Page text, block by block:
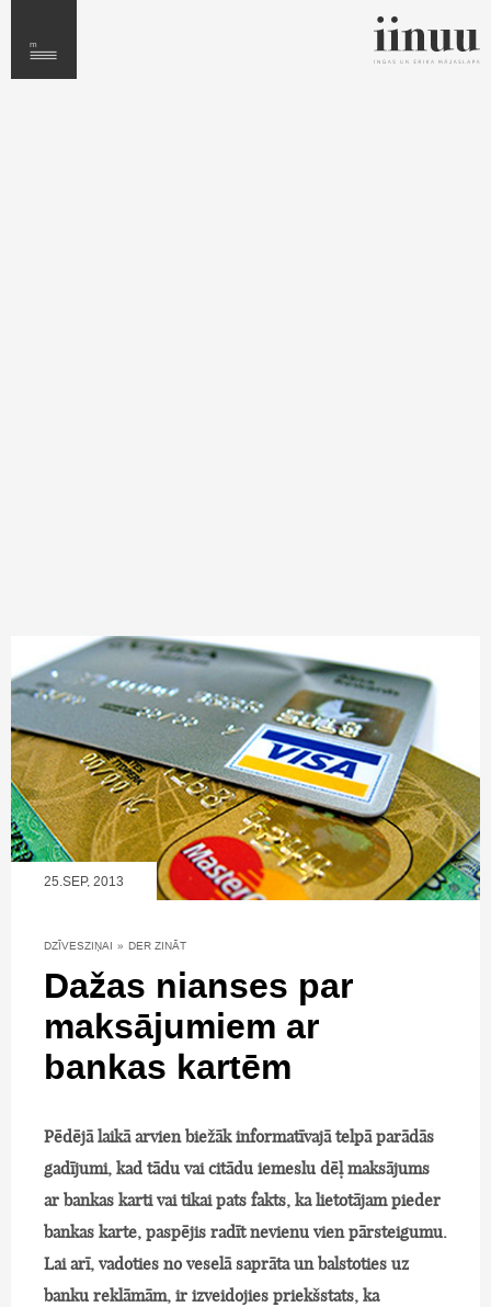
25.SEP, 2013
DZĪVESZIŅAI » DER ZINĀT
Dažas nianses par
maksājumiem ar
bankas kartēm
Pēdējā laikā arvien biežāk informatīvajā telpā parādās
gadījumi, kad tādu vai citādu iemeslu dēļ maksājums
ar bankas karti vai tikai pats fakts, ka lietotājam pieder
bankas karte, paspējis radīt nevienu vien pārsteigumu.
Lai arī, vadoties no veselā saprāta un balstoties uz
banku reklāmām, ir izveidojies priekšstats, ka